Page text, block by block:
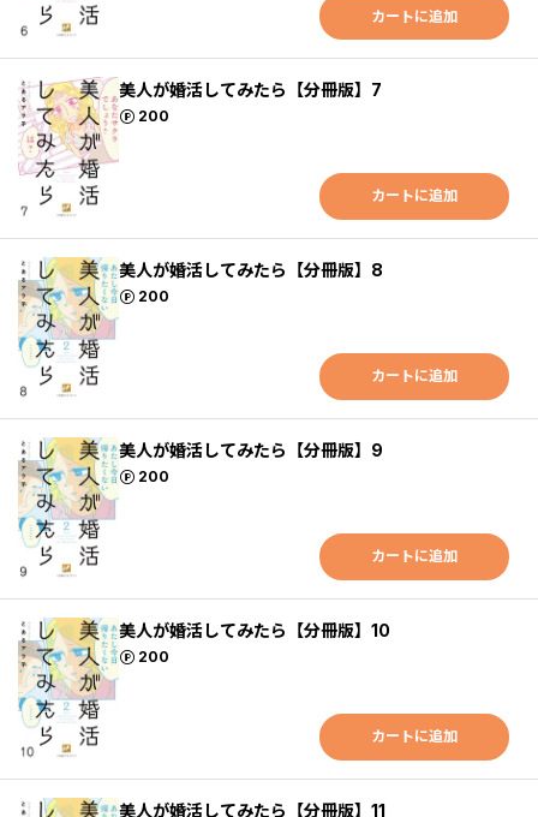
カートに追加
美人が婚活してみたら【分冊版】7
200
ポイント
カートに追加
美人が婚活してみたら【分冊版】8
200
ポイント
カートに追加
美人が婚活してみたら【分冊版】9
200
ポイント
カートに追加
美人が婚活してみたら【分冊版】10
200
ポイント
カートに追加
美人が婚活してみたら【分冊版】11